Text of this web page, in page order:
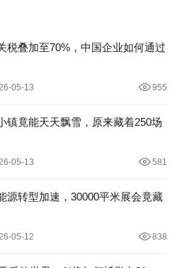
税叠加至70%，中国企业如何通过
05-13 955
镇竟能天天飘雪，原来藏着250场
05-13 581
源转型加速，30000平米展会竟藏
05-12 838